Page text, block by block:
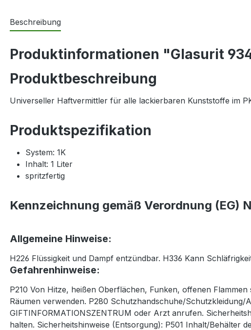
Beschreibung
Produktinformationen "Glasurit
Produktbeschreibung
Universeller Haftvermittler für alle lackierbaren Kunststoffe im
Produktspezifikation
System: 1K
Inhalt: 1 Liter
spritzfertig
Kennzeichnung gemäß Verordnung (EG)
Allgemeine Hinweise:
H226 Flüssigkeit und Dampf entzündbar. H336 Kann
Gefahrenhinweise:
P210 Von Hitze, heißen Oberflächen, Funken, offenen
Räumen verwenden. P280 Schutzhandschuhe/Schutzkleidung/
GIFTINFORMATIONSZENTRUM oder Arzt anrufen.
halten. Sicherheitshinweise (Entsorgung): P501 Inhalt/Behälter